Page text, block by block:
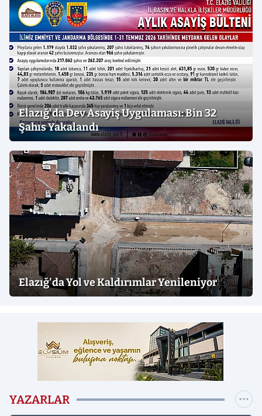
Elazığ'da Dev Asayiş Uygulaması: Bin 32
Şahıs Yakalandı
Elazığ'da Yol ve Kaldırımlar Yenileniyor
YAZARLAR